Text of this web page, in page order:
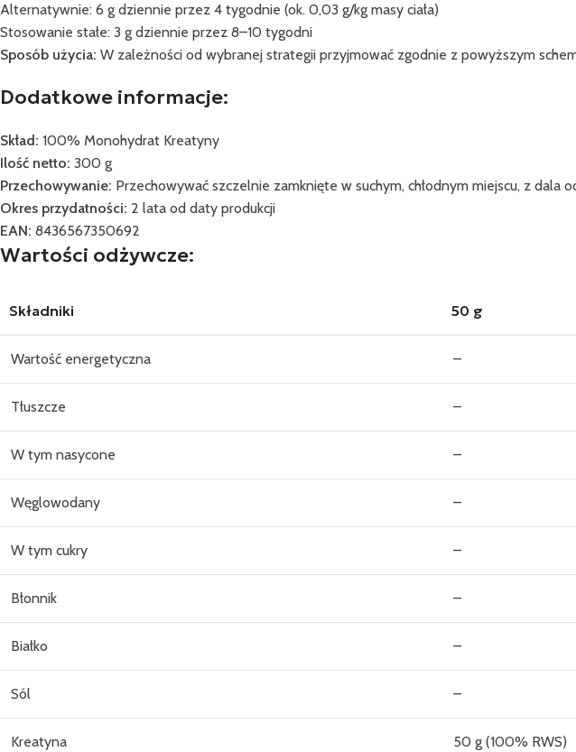
Alternatywnie: 6 g dziennie przez 4 tygodnie (ok. 0,03 g/kg masy ciała)
Stosowanie stałe: 3 g dziennie przez 8–10 tygodni
Sposób użycia: W zależności od wybranej strategii przyjmować zgodnie z powyższym
Dodatkowe informacje:
Skład: 100% Monohydrat Kreatyny
Ilość netto: 300 g
Przechowywanie: Przechowywać szczelnie zamknięte w suchym, chłodnym miejscu, z dala
Okres przydatności: 2 lata od daty produkcji
EAN: 8436567350692
Wartości odżywcze:
Składniki 50 g
Wartość energetyczna –
Tłuszcze –
W tym nasycone –
Węglowodany –
W tym cukry –
Błonnik –
Białko –
Sól –
Kreatyna 50 g (100% RWS)